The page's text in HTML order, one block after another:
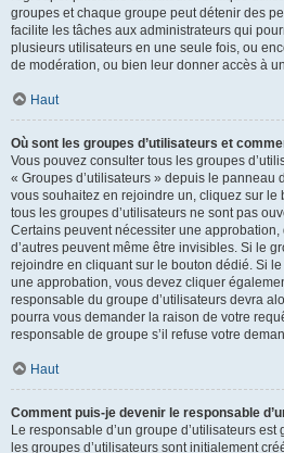
groupes et chaque groupe peut détenir des
facilite les tâches aux administrateurs qui
plusieurs utilisateurs en une seule fois, ou
de modération, ou bien leur donner accès à
Haut
Où sont les groupes d’utilisateurs et
Vous pouvez consulter tous les groupes
« Groupes d’utilisateurs » depuis le panneau
vous souhaitez en rejoindre un, cliquez sur
tous les groupes d’utilisateurs ne sont pas
Certains peuvent nécessiter une approbation,
d’autres peuvent même être invisibles. Si le
rejoindre en cliquant sur le bouton dédié. Si
une approbation, vous devez cliquer
responsable du groupe d’utilisateurs devra
pourra vous demander la raison de votre
responsable de groupe s’il refuse votre
Haut
Comment puis-je devenir le responsable
Le responsable d’un groupe d’utilisateurs
les groupes d’utilisateurs sont initialement